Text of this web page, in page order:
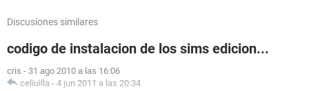
Discusiones similares
codigo de instalacion de los sims edicion...
cris - 31 ago 2010 a las 16:06
celiuilla - 4 jun 2011 a las 20:34